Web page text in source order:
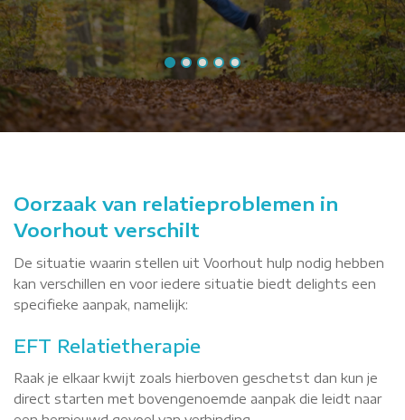
Oorzaak van relatieproblemen in
Voorhout verschilt
De situatie waarin stellen uit Voorhout hulp nodig hebben
kan verschillen en voor iedere situatie biedt delights een
specifieke aanpak, namelijk:
EFT Relatietherapie
Raak je elkaar kwijt zoals hierboven geschetst dan kun je
direct starten met bovengenoemde aanpak die leidt naar